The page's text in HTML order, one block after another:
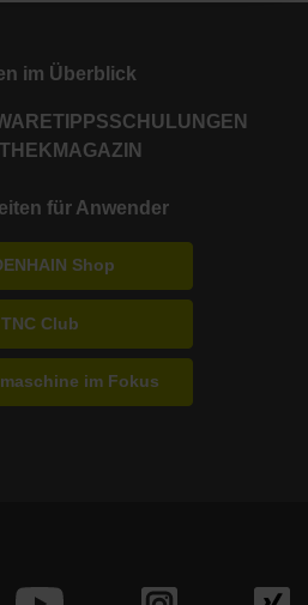
im Überblick
TIPPSSCHULUNGEN
MAGAZIN
für Anwender
Shop
TNC Club
im Fokus